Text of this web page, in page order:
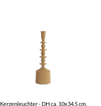
Kerzenleuchter - DH ca. 10x34,5 cm,